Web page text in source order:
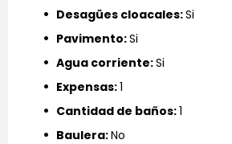
wifi_1_bar Desagües cloacales:Si
wifi_1_bar Pavimento:Si
wifi_1_bar Agua corriente:Si
wifi_1_bar Expensas:1
wifi_1_bar Cantidad de baños:1
wifi_1_bar Baulera:No